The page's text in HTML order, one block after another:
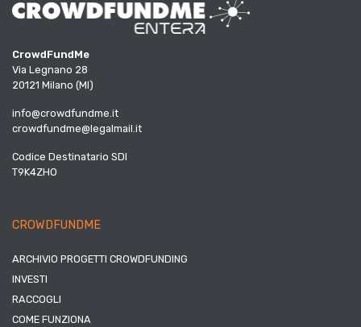
CrowdFundMe
Via Legnano 28
20121 Milano (MI)
info@crowdfundme.it
crowdfundme@legalmail.it
Codice Destinatario SDI
T9K4ZHO
CROWDFUNDME
ARCHIVIO PROGETTI CROWDFUNDING
INVESTI
RACCOGLI
COME FUNZIONA